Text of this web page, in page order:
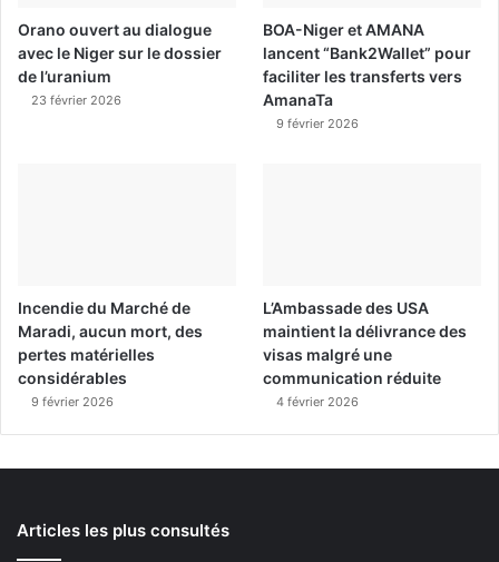
Orano ouvert au dialogue
avec le Niger sur le dossier
de l’uranium
23 février 2026
BOA-Niger et AMANA
lancent “Bank2Wallet” pour
faciliter les transferts vers
AmanaTa
9 février 2026
Incendie du Marché de
Maradi, aucun mort, des
pertes matérielles
considérables
9 février 2026
L’Ambassade des USA
maintient la délivrance des
visas malgré une
communication réduite
4 février 2026
Articles les plus consultés